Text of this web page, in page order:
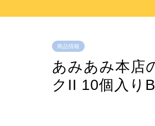
商品情報
あみあみ本店
クII 10個入り